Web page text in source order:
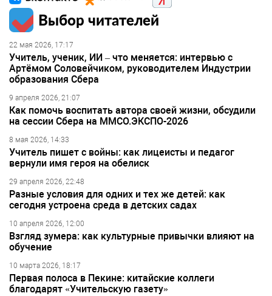
Выбор читателей
22 мая 2026, 17:17
Учитель, ученик, ИИ – что меняется: интервью с
Артёмом Соловейчиком, руководителем Индустрии
образования Сбера
9 апреля 2026, 21:07
Как помочь воспитать автора своей жизни, обсудили
на сессии Сбера на ММСО.ЭКСПО-2026
8 мая 2026, 14:33
Учитель пишет с войны: как лицеисты и педагог
вернули имя героя на обелиск
29 апреля 2026, 22:48
Разные условия для одних и тех же детей: как
сегодня устроена среда в детских садах
10 апреля 2026, 12:00
Взгляд зумера: как культурные привычки влияют на
обучение
10 марта 2026, 18:17
Первая полоса в Пекине: китайские коллеги
благодарят «Учительскую газету»